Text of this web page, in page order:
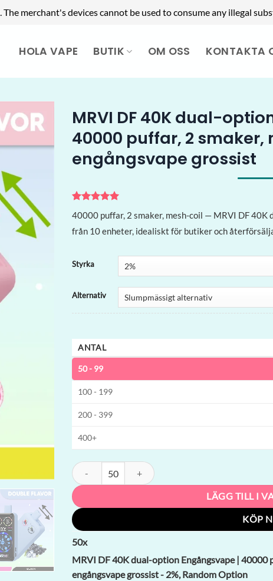
merchant's devices cannot be used to consume any illegal
HOLA VAPE BUTIK OM OSS KONTAKTA
MRVI DF 40K dual-
40000 puffar, 2 smaker,
engångsvape grossist
av 5
baserat på
kundrecension
40000 puffar, 2 smaker, mesh-coil — MRVI DF
från 10 enheter, idealiskt för butiker och
Styrka
Alternativ
ANTAL
50 - 99
100 - 199
200 - 399
400+
MRVI DF 40K dual-option Engångsvape | 40000 puffar,
LÄGG TILL I
KÖP
50x
MRVI DF 40K dual-option Engångsvape | 40000
engångsvape grossist - 2%, Random Option